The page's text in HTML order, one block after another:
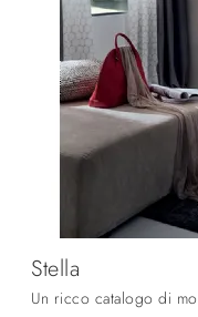
Stella